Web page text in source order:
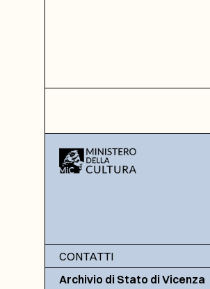
CONTATTI
Archivio di Stato di Vicenza